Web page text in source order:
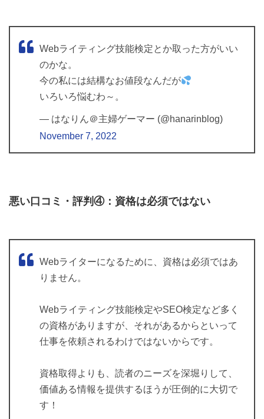
Webライティング技能検定とか取った方がいい
のかな。
今の私には結構なお値段なんだが
いろいろ悩むわ～。
— はなりん＠主婦ゲーマー (@hanarinblog)
November 7, 2022
悪い口コミ・評判④：資格は必須ではない
Webライターになるために、資格は必須ではあ
りません。
Webライティング技能検定やSEO検定など多く
の資格がありますが、それがあるからといって
仕事を依頼されるわけではないからです。
資格取得よりも、読者のニーズを深堀りして、
価値ある情報を提供するほうが圧倒的に大切で
す！